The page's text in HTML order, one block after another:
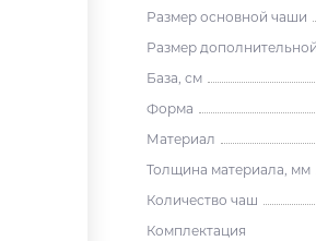
Размер основной чаши
Размер
База, см
Форма
Материал
Толщина материала, мм
Количество чаш
Комплектация